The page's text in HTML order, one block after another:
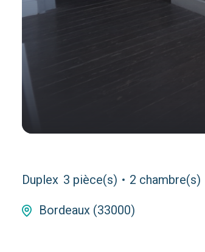
Duplex 3 pièce(s) 2 chambre(s)
Bordeaux (33000)